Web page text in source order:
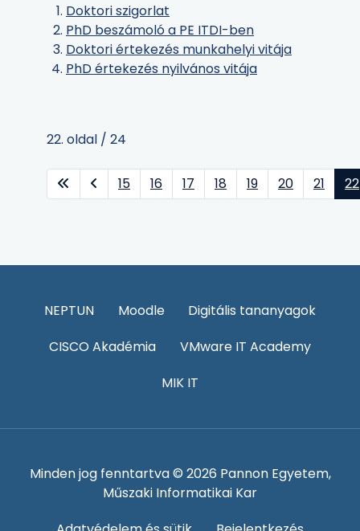
Doktori szigorlat
PhD beszámoló a PE ITDI-ben
Doktori értekezés munkahelyi vitája
PhD értekezés nyilvános vitája
22. oldal / 24
15 16 17 18 19 20 21 22
NEPTUN Moodle
Digitális tananyagok
CISCO Akadémia
VMware IT Academy
MIK IT
Minden jog fenntartva © 2026 Pannon Egyetem,
Műszaki Informatikai Kar